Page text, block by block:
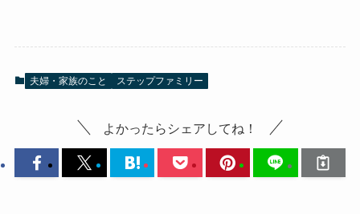
夫婦・家族のこと ステップファミリー
よかったらシェアしてね！